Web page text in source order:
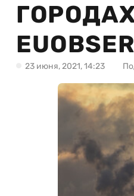
23 июня, 2021, 14:23